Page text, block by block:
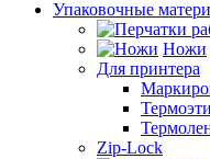
Упаковочные
Ножи
Для принтера
Zip-Lock